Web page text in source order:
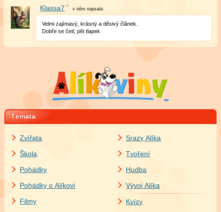
Klassa7 v něm napsala:
Velmi zajímavý, krásný a děsivý článek.
Dobře se četl, pět tlapek
Témata
Zvířata
Škola
Pohádky
Pohádky o Alíkovi
Filmy
Srazy Alíka
Tvoření
Hudba
Vývoj Alíka
Kvízy